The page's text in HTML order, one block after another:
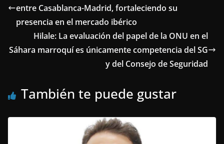
entre Casablanca-Madrid, fortaleciendo su
presencia en el mercado ibérico
Hilale: La evaluación del papel de la ONU en el
Sáhara marroquí es únicamente competencia del SG
y del Consejo de Seguridad
También te puede gustar